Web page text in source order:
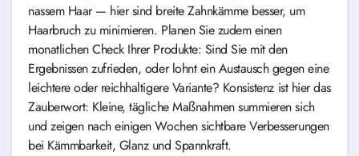
nassem Haar — hier sind breite Zahnkämme besser, um
Haarbruch zu minimieren. Planen Sie zudem einen
monatlichen Check Ihrer Produkte: Sind Sie mit den
Ergebnissen zufrieden, oder lohnt ein Austausch gegen eine
leichtere oder reichhaltigere Variante? Konsistenz ist hier das
Zauberwort: Kleine, tägliche Maßnahmen summieren sich
und zeigen nach einigen Wochen sichtbare Verbesserungen
bei Kämmbarkeit, Glanz und Spannkraft.